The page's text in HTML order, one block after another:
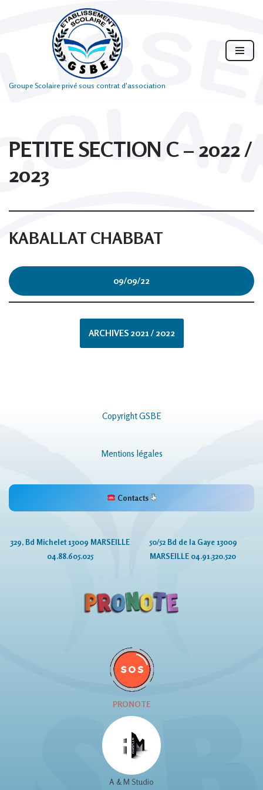
Groupe Scolaire privé sous contrat d'association
PETITE SECTION C – 2022 /
2023
KABALLAT CHABBAT
09/09/22
ARCHIVES 2021 / 2022
Copyright GSBE
Mentions légales
Contacts
329, Bd Michelet 13009 MARSEILLE
04.88.605.025
50/52 Bd de la Gaye 13009
MARSEILLE 04.91.320.520
PRONOTE
A & M Studio